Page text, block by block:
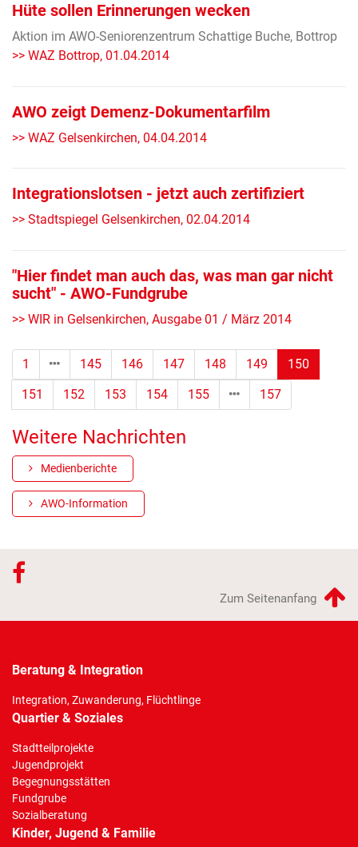
Hüte sollen Erinnerungen wecken
Aktion im AWO-Seniorenzentrum Schattige Buche, Bottrop
>> WAZ Bottrop, 01.04.2014
AWO zeigt Demenz-Dokumentarfilm
>> WAZ Gelsenkirchen, 04.04.2014
Integrationslotsen - jetzt auch zertifiziert
>> Stadtspiegel Gelsenkirchen, 02.04.2014
"Hier findet man auch das, was man gar nicht
sucht" - AWO-Fundgrube
>> WIR in Gelsenkirchen, Ausgabe 01 / März 2014
1 145 146 147 148 149 150
151 152 153 154 155 157
Weitere Nachrichten
Medienberichte
AWO-Information
Zum Seitenanfang
Beratung & Integration
Integration, Zuwanderung, Flüchtlinge
Quartier & Soziales
Stadtteilprojekte
Jugendprojekt
Begegnungsstätten
Fundgrube
Sozialberatung
Kinder, Jugend & Familie